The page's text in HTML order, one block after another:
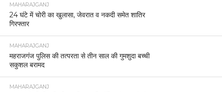
MAHARAJGANJ
24 घंटे में चोरी का खुलासा, जेवरात व नकदी समेत शातिर
गिरफ्तार
MAHARAJGANJ
महराजगंज पुलिस की तत्परता से तीन साल की गुमशुदा बच्ची
सकुशल बरामद
MAHARAJGANJ